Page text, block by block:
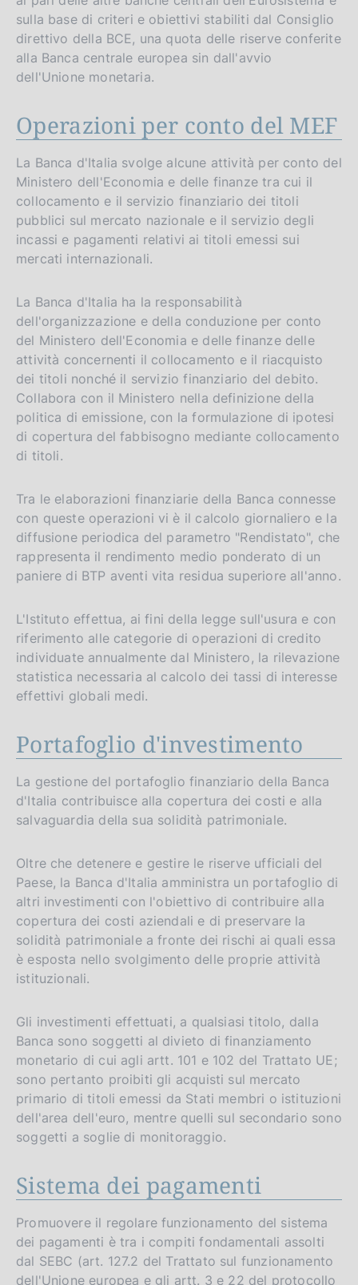
sulla base di criteri e obiettivi stabiliti dal Consiglio
direttivo della BCE, una quota delle riserve conferite
alla Banca centrale europea sin dall'avvio
dell'Unione monetaria.
Operazioni per conto del MEF
La Banca d'Italia svolge alcune attività per conto del
Ministero dell'Economia e delle finanze tra cui il
collocamento e il servizio finanziario dei titoli
pubblici sul mercato nazionale e il servizio degli
incassi e pagamenti relativi ai titoli emessi sui
mercati internazionali.
La Banca d'Italia ha la responsabilità
dell'organizzazione e della conduzione per conto
del Ministero dell'Economia e delle finanze delle
attività concernenti il collocamento e il riacquisto
dei titoli nonché il servizio finanziario del debito.
Collabora con il Ministero nella definizione della
politica di emissione, con la formulazione di ipotesi
di copertura del fabbisogno mediante collocamento
di titoli.
Tra le elaborazioni finanziarie della Banca connesse
con queste operazioni vi è il calcolo giornaliero e la
diffusione periodica del parametro "Rendistato", che
rappresenta il rendimento medio ponderato di un
paniere di BTP aventi vita residua superiore all'anno.
L'Istituto effettua, ai fini della legge sull'usura e con
riferimento alle categorie di operazioni di credito
individuate annualmente dal Ministero, la rilevazione
statistica necessaria al calcolo dei tassi di interesse
effettivi globali medi.
Portafoglio d'investimento
La gestione del portafoglio finanziario della Banca
d'Italia contribuisce alla copertura dei costi e alla
salvaguardia della sua solidità patrimoniale.
Oltre che detenere e gestire le riserve ufficiali del
Paese, la Banca d'Italia amministra un portafoglio di
altri investimenti con l'obiettivo di contribuire alla
copertura dei costi aziendali e di preservare la
solidità patrimoniale a fronte dei rischi ai quali essa
è esposta nello svolgimento delle proprie attività
istituzionali.
Gli investimenti effettuati, a qualsiasi titolo, dalla
Banca sono soggetti al divieto di finanziamento
monetario di cui agli artt. 101 e 102 del Trattato UE;
sono pertanto proibiti gli acquisti sul mercato
primario di titoli emessi da Stati membri o istituzioni
dell'area dell'euro, mentre quelli sul secondario sono
soggetti a soglie di monitoraggio.
Sistema dei pagamenti
Promuovere il regolare funzionamento del sistema
dei pagamenti è tra i compiti fondamentali assolti
dal SEBC (art. 127.2 del Trattato sul funzionamento
dell'Unione europea e gli artt. 3 e 22 del protocollo